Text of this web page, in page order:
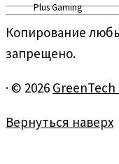
Plus Gaming
Копирование
запрещено.
· © 2026
Вернуться наверх